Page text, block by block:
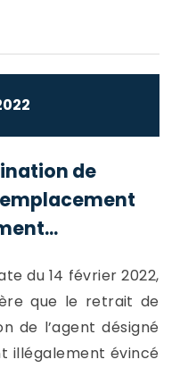
de
du 14 février 2022,
que le retrait de
de l’agent désigné
illégalement évincé